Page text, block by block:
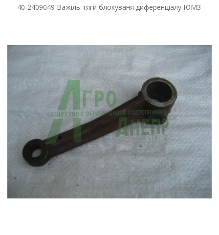
40-2409049 Важіль тяги блокуваня диференціалу ЮМЗ